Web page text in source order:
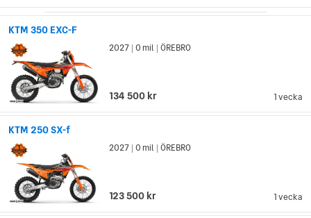
KTM 350 EXC-F
1 vecka
2027 0 mil ÖREBRO
134 500 kr
KTM 250 SX-f
1 vecka
2027 0 mil ÖREBRO
123 500 kr